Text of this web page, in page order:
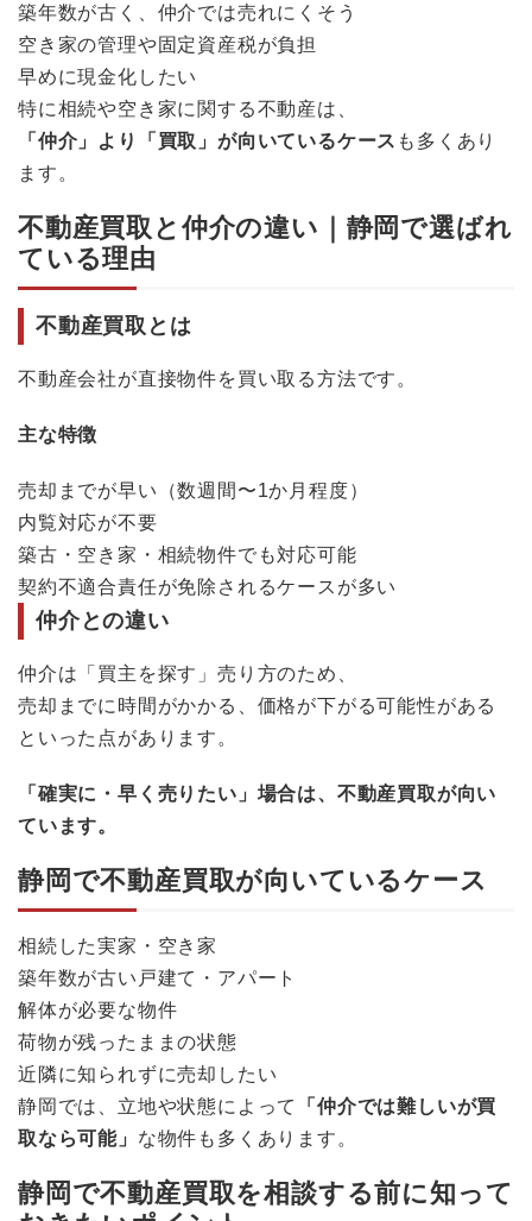
築年数が古く、仲介では売れにくそう
空き家の管理や固定資産税が負担
早めに現金化したい
特に相続や空き家に関する不動産は、
「仲介」より「買取」が向いているケース も多くあり
ます。
不動産買取と仲介の違い｜静岡で選ばれ
ている理由
不動産買取とは
不動産会社が直接物件を買い取る方法です。
主な特徴
売却までが早い（数週間〜1か月程度）
内覧対応が不要
築古・空き家・相続物件でも対応可能
契約不適合責任が免除されるケースが多い
仲介との違い
仲介は「買主を探す」売り方のため、
売却までに時間がかかる、価格が下がる可能性がある
といった点があります。
「確実に・早く売りたい」場合は、不動産買取が向い
ています。
静岡で不動産買取が向いているケース
相続した実家・空き家
築年数が古い戸建て・アパート
解体が必要な物件
荷物が残ったままの状態
近隣に知られずに売却したい
静岡では、立地や状態によって
「仲介では難しいが買
取なら可能」 な物件も多くあります。
静岡で不動産買取を相談する前に知って